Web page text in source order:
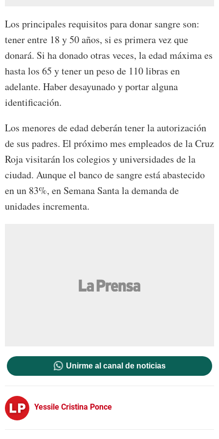
Los principales requisitos para donar sangre son:
tener entre 18 y 50 años, si es primera vez que
donará. Si ha donado otras veces, la edad máxima es
hasta los 65 y tener un peso de 110 libras en
adelante. Haber desayunado y portar alguna
identificación.
Los menores de edad deberán tener la autorización
de sus padres. El próximo mes empleados de la Cruz
Roja visitarán los colegios y universidades de la
ciudad. Aunque el banco de sangre está abastecido
en un 83%, en Semana Santa la demanda de
unidades incrementa.
Unirme al canal de noticias
Yessile Cristina Ponce